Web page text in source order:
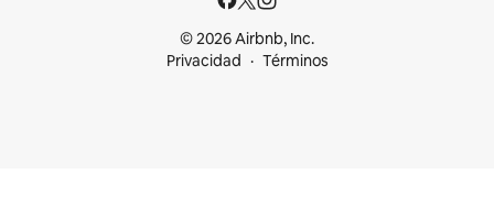
© 2026 Airbnb, Inc.
Privacidad
Términos